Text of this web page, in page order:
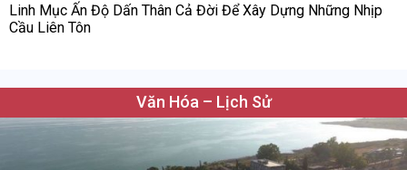
Linh Mục Ấn Độ Dấn Thân Cả Đời Để Xây Dựng Những Nhịp
Cầu Liên Tôn
Văn Hóa – Lịch Sử